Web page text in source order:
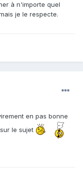
à n'importe quel
je le respecte.
en pas bonne
le sujet